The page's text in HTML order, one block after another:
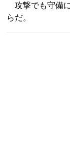
攻撃でも守備
らだ。